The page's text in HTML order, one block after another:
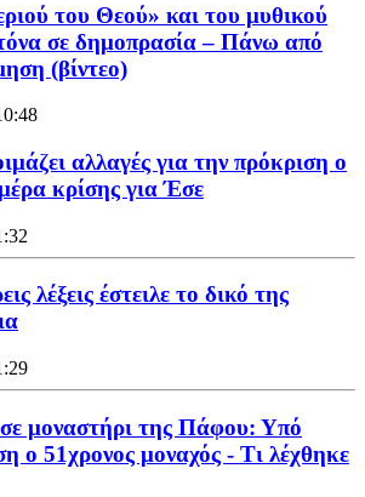
του Θεού» και του μυθικού
σε δημοπρασία – Πάνω από
(βίντεο)
αλλαγές για την πρόκριση ο
κρίσης για Έσε
λέξεις έστειλε το δικό της
μοναστήρι της Πάφου: Υπό
ο 51χρονος μοναχός - Τι λέχθηκε